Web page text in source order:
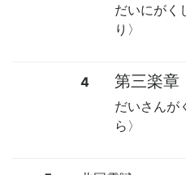
だいにがく
り〉
4 第三楽章
だいさんが
ら〉